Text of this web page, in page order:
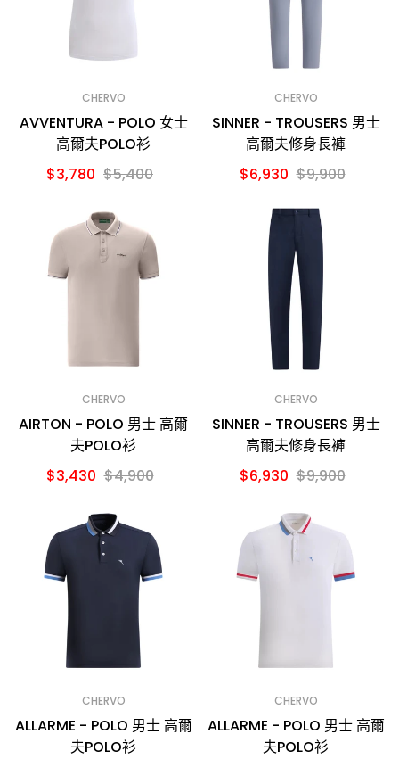
CHERVO
AVVENTURA - POLO 女士
高爾夫POLO衫
$3,780 $5,400
CHERVO
SINNER - TROUSERS 男士
高爾夫修身長褲
$6,930 $9,900
CHERVO
AIRTON - POLO 男士 高爾
夫POLO衫
$3,430 $4,900
CHERVO
SINNER - TROUSERS 男士
高爾夫修身長褲
$6,930 $9,900
CHERVO
ALLARME - POLO 男士 高爾
夫POLO衫
CHERVO
ALLARME - POLO 男士 高爾
夫POLO衫